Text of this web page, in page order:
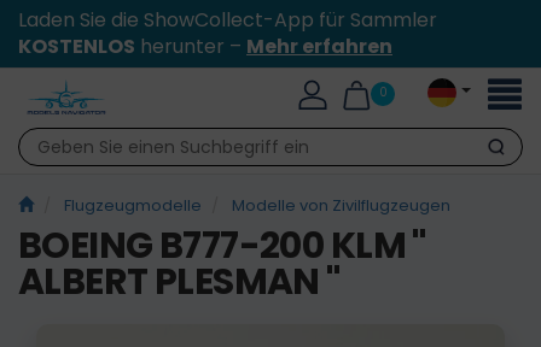
Laden Sie die ShowCollect-App für Sammler
KOSTENLOS herunter – Mehr erfahren
0
Suche
Flugzeugmodelle Modelle von Zivilflugzeugen
BOEING B777-200 KLM "
ALBERT PLESMAN "